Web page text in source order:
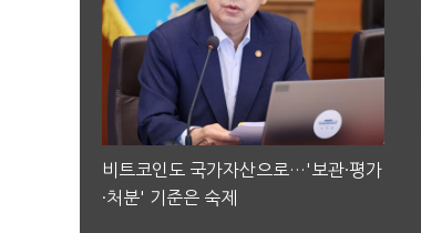
비트코인도 국가자산으로…'보관·평가
·처분' 기준은 숙제